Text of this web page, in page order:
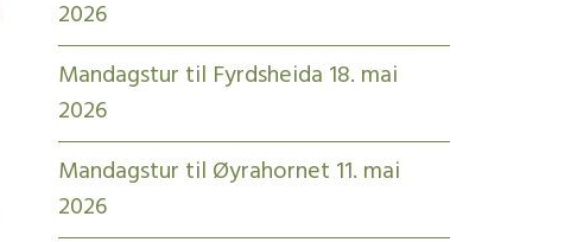
2026
Mandagstur til Fyrdsheida 18. mai
2026
Mandagstur til Øyrahornet 11. mai
2026